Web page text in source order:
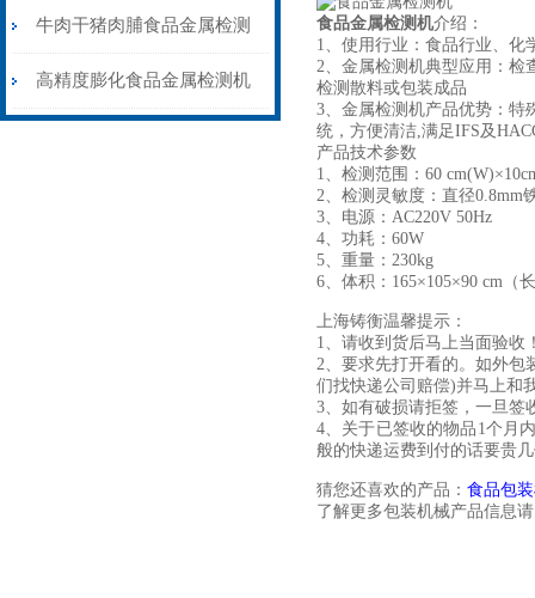
测机液晶显示屏
牛肉干猪肉脯食品金属检测
机皮带输送剔除式
高精度膨化食品金属检测机
食品金属检测机介绍：
1、使用行业：食品行业、化
2、金属检测机典型应用：检
检测散料或包装成品
3、金属检测机产品优势：特
统，方便清洁,满足IFS及
产品技术参数
1、检测范围：60
2、检测灵敏度：直径0.8mm
3、电源：AC220V 50Hz
4、功耗：60W
5、重量：230kg
6、体积：165×105×90 cm（
上海铸衡温馨提示：
1、请收到货后马上当面验收
2、要求先打开看的。如外包
们找快递公司赔偿)并马上和
3、如有破损请拒签，一旦签
4、关于已签收的物品1个月
般的快递运费到付的话要贵
猜您还喜欢的产品： 食品包
了解更多包装机械产品信息